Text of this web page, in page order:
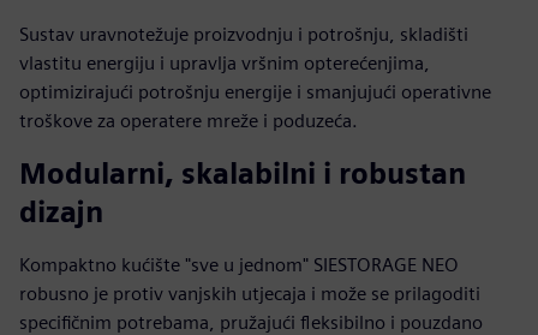
Sustav uravnotežuje proizvodnju i potrošnju, skladišti
vlastitu energiju i upravlja vršnim opterećenjima,
optimizirajući potrošnju energije i smanjujući operativne
troškove za operatere mreže i poduzeća.
Modularni, skalabilni i robustan
dizajn
Kompaktno kućište "sve u jednom" SIESTORAGE NEO
robusno je protiv vanjskih utjecaja i može se prilagoditi
specifičnim potrebama, pružajući fleksibilno i pouzdano